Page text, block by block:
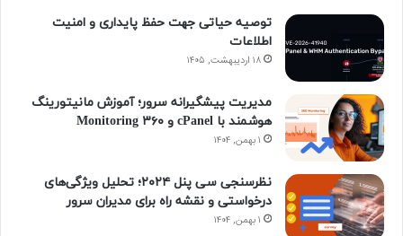
د
ا
ی
ن
ر
س
ت
گ
ا
م
ا
و
توصیه حیاتی جهت حفظ پایداری و امنیت
اطلاعات
۱۸ اردیبهشت, ۱۴۰۵
مدیریت پیشگیرانه سرور؛ آموزش مانیتورینگ
هوشمند با cPanel و ۳۶۰ Monitoring
۱ بهمن, ۱۴۰۴
نظرسنجی سی پنل ۲۰۲۴؛ تحلیل ویژگی‌های
درخواستی و نقشه راه برای مدیران سرور
۱ بهمن, ۱۴۰۴